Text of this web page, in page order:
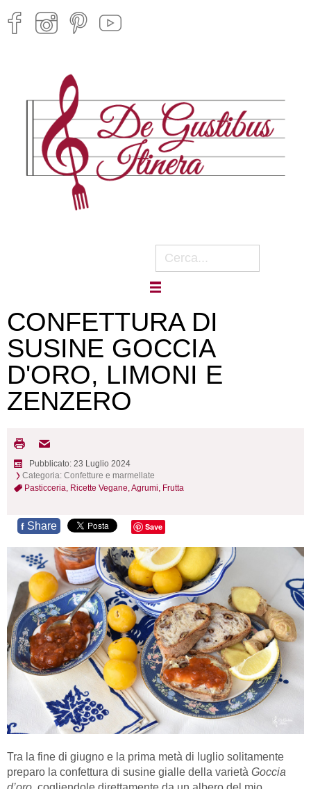
CONFETTURA DI
SUSINE GOCCIA
D'ORO, LIMONI E
ZENZERO
Pubblicato: 23 Luglio 2024
Categoria: Confetture e marmellate
Pasticceria, Ricette Vegane,Agrumi, Frutta
f Share Save
Tra la fine di giugno e la prima metà di luglio solitamente
preparo la confettura di susine gialle della varietà Goccia